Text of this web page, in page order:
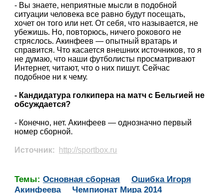
- Вы знаете, неприятные мысли в подобной
ситуации человека все равно будут посещать,
хочет он того или нет. От себя, что называется, не
убежишь. Но, повторюсь, ничего рокового не
стряслось. Акинфеев — опытный вратарь и
справится. Что касается внешних источников, то я
не думаю, что наши футболисты просматривают
Интернет, читают, что о них пишут. Сейчас
подобное ни к чему.
- Кандидатура голкипера на матч с Бельгией не
обсуждается?
- Конечно, нет. Акинфеев — однозначно первый
номер сборной.
Источник: http://sportbox.ru
Темы:Основная сборная
Ошибка Игоря
Акинфеева
Чемпионат Мира 2014